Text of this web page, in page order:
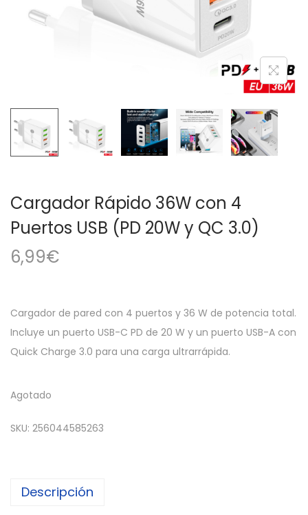
Cargador Rápido 36W con 4
Puertos USB (PD 20W y QC 3.0)
6,99€
Cargador de pared con 4 puertos y 36 W de potencia total.
Incluye un puerto USB-C PD de 20 W y un puerto USB-A con
Quick Charge 3.0 para una carga ultrarrápida.
Agotado
SKU: 256044585263
Descripción